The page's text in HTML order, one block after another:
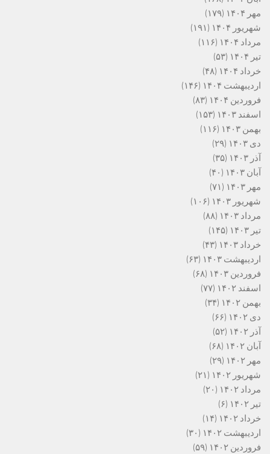
مهر ۱۴۰۴
(۱۷۹)
شهریور ۱۴۰۴
(۱۹۱)
مرداد ۱۴۰۴
(۱۱۶)
تیر ۱۴۰۴
(۵۳)
خرداد ۱۴۰۴
(۴۸)
اردیبهشت ۱۴۰۴
(۱۴۶)
فروردین ۱۴۰۴
(۸۳)
اسفند ۱۴۰۳
(۱۵۳)
بهمن ۱۴۰۳
(۱۱۶)
دی ۱۴۰۳
(۲۹)
آذر ۱۴۰۳
(۳۵)
آبان ۱۴۰۳
(۴۰)
مهر ۱۴۰۳
(۷۱)
شهریور ۱۴۰۳
(۱۰۶)
مرداد ۱۴۰۳
(۸۸)
تیر ۱۴۰۳
(۱۴۵)
خرداد ۱۴۰۳
(۴۳)
اردیبهشت ۱۴۰۳
(۶۳)
فروردین ۱۴۰۳
(۶۸)
اسفند ۱۴۰۲
(۷۷)
بهمن ۱۴۰۲
(۳۴)
دی ۱۴۰۲
(۶۶)
آذر ۱۴۰۲
(۵۲)
آبان ۱۴۰۲
(۶۸)
مهر ۱۴۰۲
(۲۹)
شهریور ۱۴۰۲
(۲۱)
مرداد ۱۴۰۲
(۲۰)
تیر ۱۴۰۲
(۶)
خرداد ۱۴۰۲
(۱۴)
اردیبهشت ۱۴۰۲
(۳۰)
فروردین ۱۴۰۲
(۵۹)